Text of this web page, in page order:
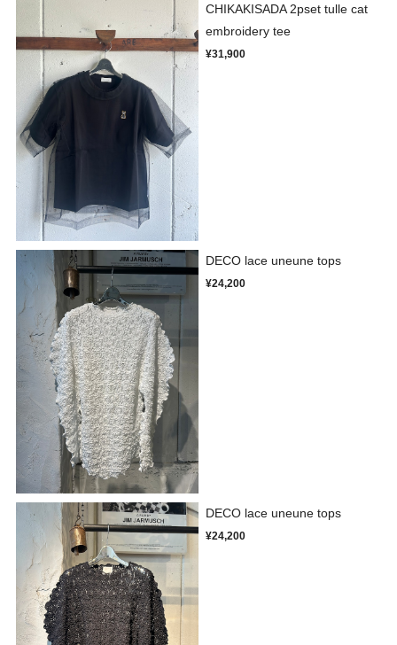
CHIKAKISADA 2pset tulle cat
embroidery tee
¥31,900
DECO lace uneune tops
¥24,200
DECO lace uneune tops
¥24,200